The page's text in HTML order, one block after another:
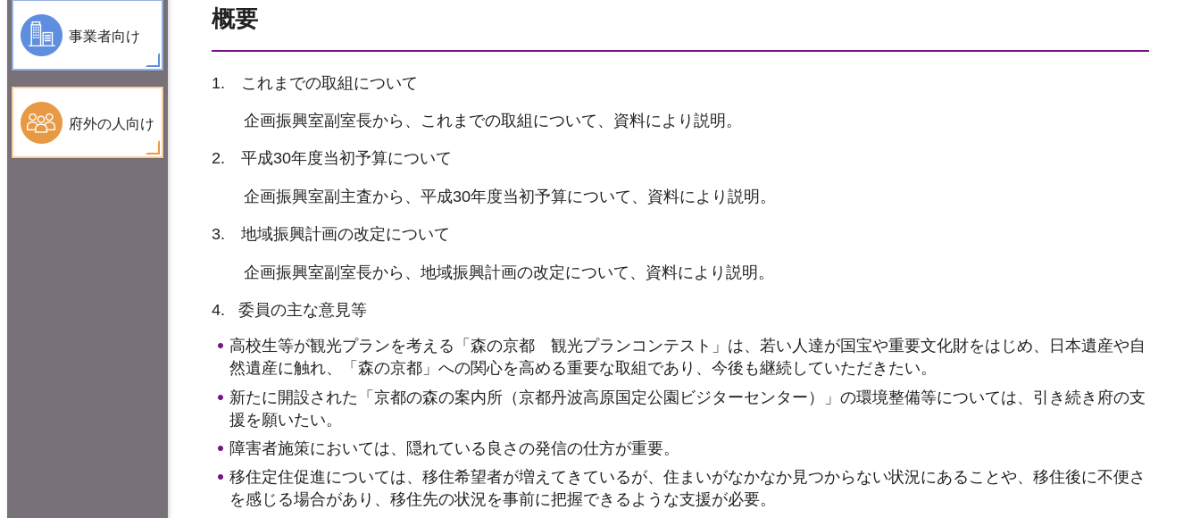
事業者向け
府外の人向け
概要
1. これまでの取組について
企画振興室副室長から、これまでの取組について、資料により説明。
2. 平成30年度当初予算について
企画振興室副主査から、平成30年度当初予算について、資料により説明。
3. 地域振興計画の改定について
企画振興室副室長から、地域振興計画の改定について、資料により説明。
4. 委員の主な意見等
高校生等が観光プランを考える「森の京都 観光プランコンテスト」は、若い人達が国宝や重要文化財をはじめ、日本遺産や自
然遺産に触れ、「森の京都」への関心を高める重要な取組であり、今後も継続していただきたい。
新たに開設された「京都の森の案内所（京都丹波高原国定公園ビジターセンター）」の環境整備等については、引き続き府の支
援を願いたい。
障害者施策においては、隠れている良さの発信の仕方が重要。
移住定住促進については、移住希望者が増えてきているが、住まいがなかなか見つからない状況にあることや、移住後に不便さ
を感じる場合があり、移住先の状況を事前に把握できるような支援が必要。